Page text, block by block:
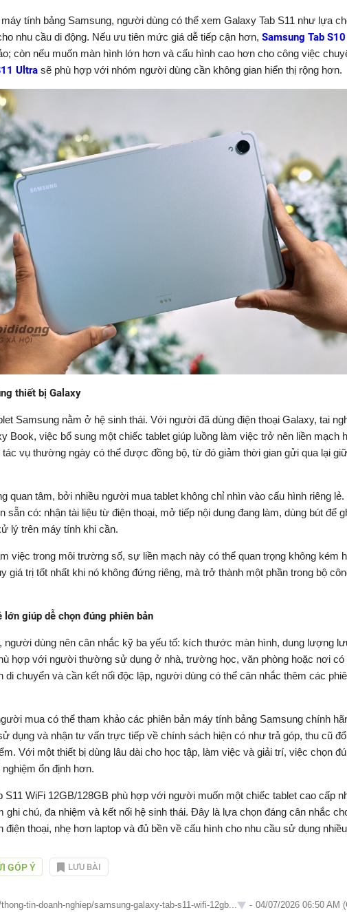
tính bảng Samsung, người dùng có thể xem Galaxy Tab S11 như lựa
nhu cầu di động. Nếu ưu tiên mức giá dễ tiếp cận hơn, Samsung Tab S10
còn nếu muốn màn hình lớn hơn và cấu hình cao hơn cho công việc
Ultra sẽ phù hợp với nhóm người dùng cần không gian hiển thị rộng hơn.
thiết bị Galaxy
Samsung nằm ở hệ sinh thái. Với người đã dùng điện thoại Galaxy, tai
Book, việc bổ sung một chiếc tablet giúp luồng làm việc trở nên liền mạch
tác vụ thường ngày có thể được đồng bộ, từ đó giảm thời gian gửi qua lại
quan tâm, bởi nhiều người mua tablet không chỉ nhìn vào cấu hình riêng
sẵn có: nhận tài liệu từ điện thoại, mở tiếp nội dung đang làm, dùng bút để
lý trên máy tính khi cần.
việc trong môi trường số, sự liền mạch này có thể quan trọng không kém
giá trị tốt nhất khi nó không đứng riêng, mà trở thành một phần trong bộ
lớn giúp dễ chọn đúng phiên bản
người dùng nên cân nhắc kỹ ba yếu tố: kích thước màn hình, dung lượng
hợp với người thường sử dụng ở nhà, trường học, văn phòng hoặc nơi có
di chuyển và cần kết nối độc lập, người dùng có thể cân nhắc thêm các
mua có thể tham khảo các phiên bản máy tính bảng Samsung chính
dụng và nhận tư vấn trực tiếp về chính sách hiện có như trả góp, thu cũ
Với một thiết bị dùng lâu dài cho học tập, làm việc và giải trí, việc chọn
ổn định hơn.
S11 WiFi 12GB/128GB phù hợp với người muốn một chiếc tablet cao cấp
ghi chú, đa nhiệm và kết nối hệ sinh thái. Đây là lựa chọn đáng cân nhắc
điện thoại, nhẹ hơn laptop và đủ bền về cấu hình cho nhu cầu sử dụng
GÓP Ý LƯU BÀI
tin-doanh-nghiep/samsung-galaxy-tab-s11-wifi-12gb... - 04/07/2026 06:50 AM